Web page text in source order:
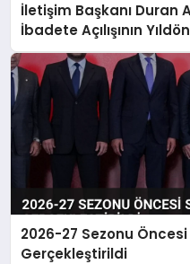
İletişim Başkanı Duran
İbadete Açılışının
2026-27 Sezonu
Gerçekleştirildi